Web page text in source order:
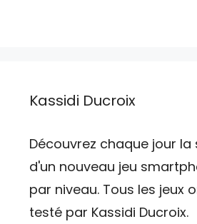
Kassidi Ducroix
Découvrez chaque jour la
d'un nouveau jeu
par niveau. Tous les jeux
testé par Kassidi Ducroix.